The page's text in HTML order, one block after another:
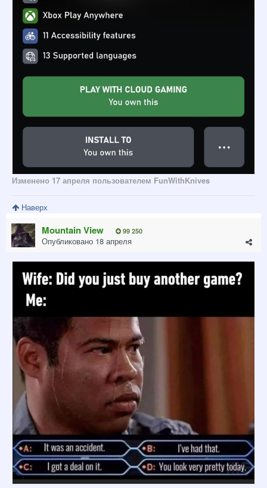
Изменено 17 апреля пользователем FunWithKnives
Наверх
Mountain View 99 250
Опубликовано 18 апреля